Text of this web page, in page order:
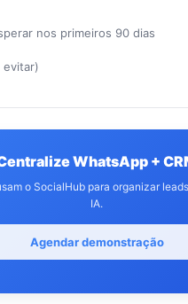
nos primeiros 90 dias
evitar)
WhatsApp +
o SocialHub para organizar
IA.
Agendar demonstração